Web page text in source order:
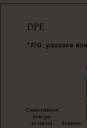
DPE
* F/G : passoire
Consommation
(énergie
primaire)
émission